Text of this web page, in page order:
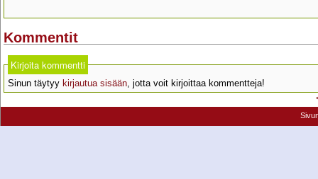
Kommentit
Kirjoita kommentti
Sinun täytyy kirjautua sisään, jotta voit kirjoittaa kommentteja!